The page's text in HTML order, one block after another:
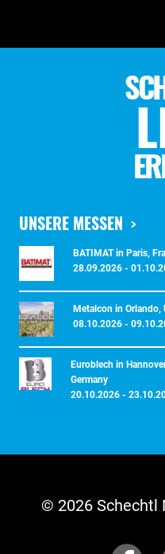
UNSERE MESSEN
BATIMAT in Paris,
28.09.2026 -
Metalcon in Orlando,
08.10.2026 -
Euroblech in
Germany
20.10.2026 -
© 2026 Schechtl